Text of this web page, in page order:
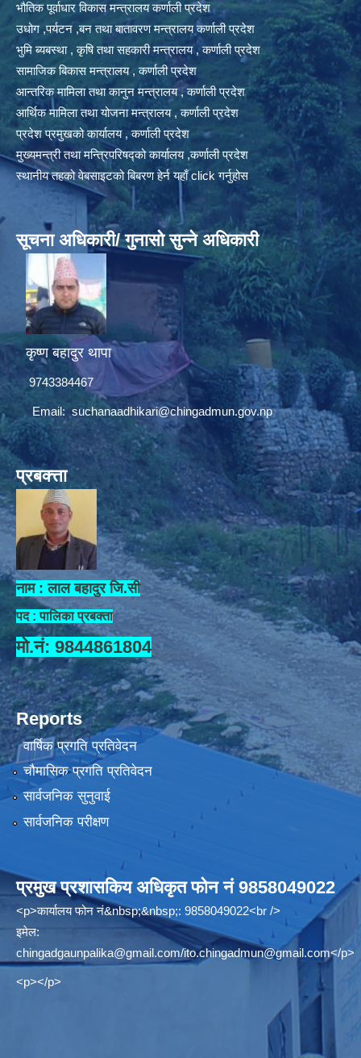
भौतिक पूर्वाधार विकास मन्त्रालय कर्णाली प्रदेश
उधोग ,पर्यटन ,बन तथा बातावरण मन्त्रालय कर्णाली प्रदेश
भुमि ब्यबस्था , कृषि तथा सहकारी मन्त्रालय , कर्णाली प्रदेश
सामाजिक बिकास मन्त्रालय , कर्णाली प्रदेश
आन्तरिक मामिला तथा कानुन मन्त्रालय , कर्णाली प्रदेश
आर्थिक मामिला तथा योजना मन्त्रालय , कर्णाली प्रदेश
प्रदेश प्रमुखको कार्यालय , कर्णाली प्रदेश
मुख्यमन्त्री तथा मन्त्रिपरिषद्को कार्यालय ,कर्णाली प्रदेश
स्थानीय तहको वेबसाइटको बिबरण हेर्न यहाँ click गर्नुहोस
सूचना अधिकारी/ गुनासो सुन्ने अधिकारी
कृष्ण बहादुर थापा
9743384467
Email:suchanaadhikari@chingadmun.gov.np
प्रबक्त्ता
नाम : लाल बहादुर जि.सी
पद : पालिका प्रबक्ता
मो.नं: 9844861804
Reports
वार्षिक प्रगति प्रतिवेदन
चौमासिक प्रगति प्रतिवेदन
सार्वजनिक सुनुवाई
सार्वजनिक परीक्षण
प्रमुख प्रशासकिय अधिकृत फोन नं 9858049022
<p>कार्यालय फोन नं&nbsp;&nbsp;: 9858049022<br />
इमेल:
chingadgaunpalika@gmail.com/ito.chingadmun@gmail.com</p>
<p></p>